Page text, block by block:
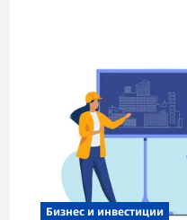
Бизнес и инвестиции